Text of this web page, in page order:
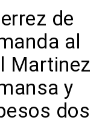
de
al
Martinez
y
dos